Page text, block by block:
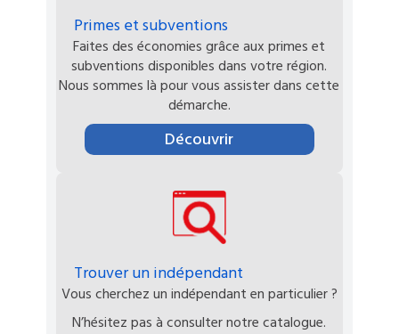
Primes et subventions
Faites des économies grâce aux primes et
subventions disponibles dans votre région.
Nous sommes là pour vous assister dans cette
démarche.
Découvrir
Trouver un indépendant
Vous cherchez un indépendant en particulier ?
N’hésitez pas à consulter notre catalogue.